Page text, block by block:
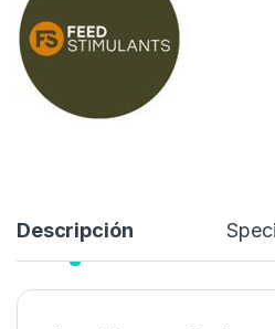
Stock:1 disponibles
10,99€